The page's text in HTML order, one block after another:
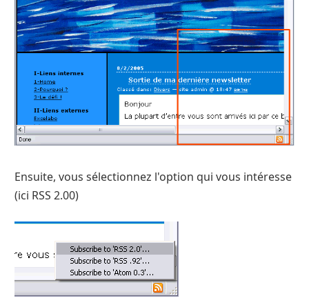
Ensuite, vous sélectionnez l'option qui vous intéresse
(ici RSS 2.00)